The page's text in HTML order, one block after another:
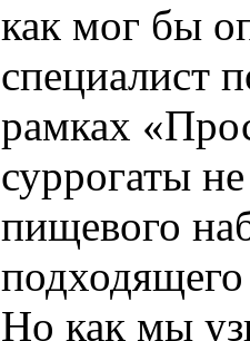
как мог бы
специалист
рамках
суррогаты
пищевого
Но как мы